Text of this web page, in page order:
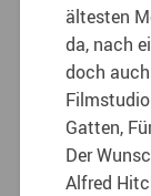
ältesten
da, nach
doch
Gatten,
Der
Alfred